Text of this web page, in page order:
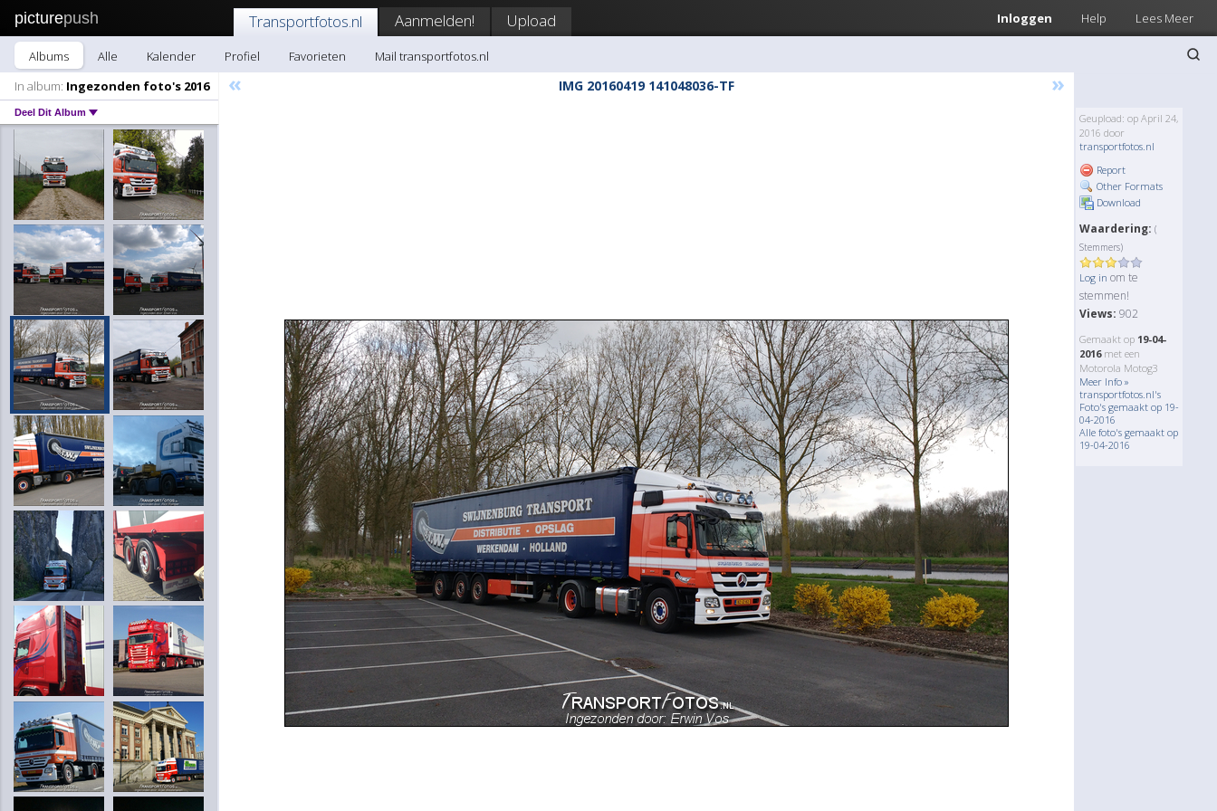
picturepush Inloggen Help Lees Meer
Transportfotos.nl Aanmelden! Upload
Albums Alle Kalender Profiel Favorieten
Mail transportfotos.nl
In album: Ingezonden foto's 2016
Deel Dit Album
« IMG 20160419 141048036-TF »
Geupload: op April 24,
2016 door
transportfotos.nl
Report
Other Formats
Download
Waardering: (
Stemmers)
Log in om te
stemmen!
Views: 902
Gemaakt op 19-04-
2016met een
Motorola Motog3
Meer Info »
transportfotos.nl's
Foto's gemaakt op 19-
04-2016
Alle foto's gemaakt op
19-04-2016